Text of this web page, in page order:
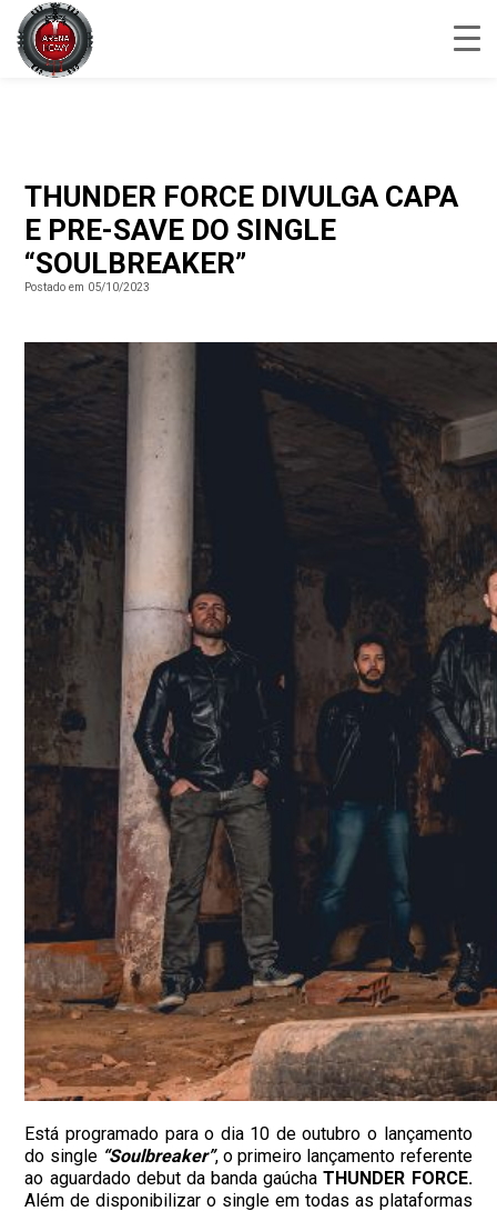
THUNDER FORCE DIVULGA CAPA
E PRE-SAVE DO SINGLE
“SOULBREAKER”
Postado em 05/10/2023
Está programado para o dia 10 de outubro o lançamento
do single “Soulbreaker”, o primeiro lançamento referente
ao aguardado debut da banda gaúchaTHUNDER FORCE.
Além de disponibilizar o single em todas as plataformas